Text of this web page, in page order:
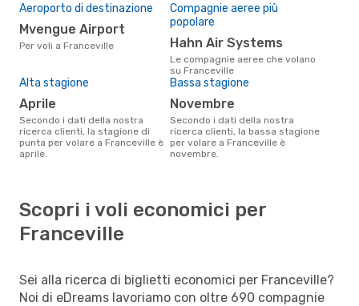
Aeroporto di destinazione
Mvengue Airport
Per voli a Franceville
Compagnie aeree più
popolare
Hahn Air Systems
Le compagnie aeree che volano
su Franceville
Alta stagione
aprile
Secondo i dati della nostra
ricerca clienti, la stagione di
punta per volare a Franceville è
aprile.
Bassa stagione
novembre
Secondo i dati della nostra
ricerca clienti, la bassa stagione
per volare a Franceville è
novembre.
Scopri i voli economici per
Franceville
Sei alla ricerca di biglietti economici per Franceville?
Noi di eDreams lavoriamo con oltre 690 compagnie